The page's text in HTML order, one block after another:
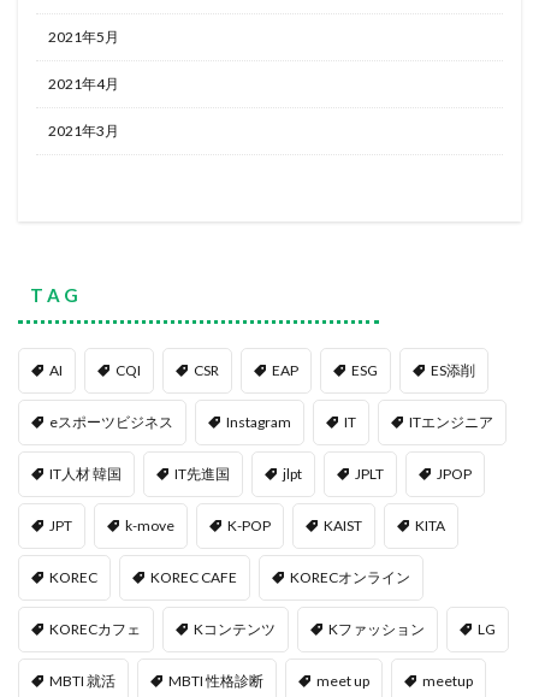
2021年5月
2021年4月
2021年3月
T A G
AI CQI CSR EAP ESG ES添削
eスポーツビジネス Instagram IT ITエンジニア
IT人材 韓国 IT先進国 jlpt JPLT JPOP
JPT k-move K-POP KAIST KITA
KOREC KOREC CAFE KORECオンライン
KORECカフェ Kコンテンツ Kファッション LG
MBTI 就活 MBTI 性格診断 meet up meetup